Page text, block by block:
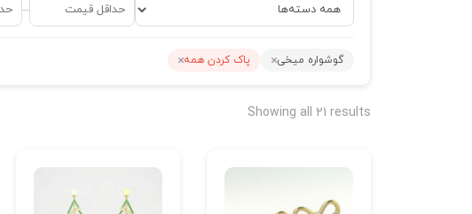
–
گوشواره میخی پاک کردن همه
Showing all 21 results